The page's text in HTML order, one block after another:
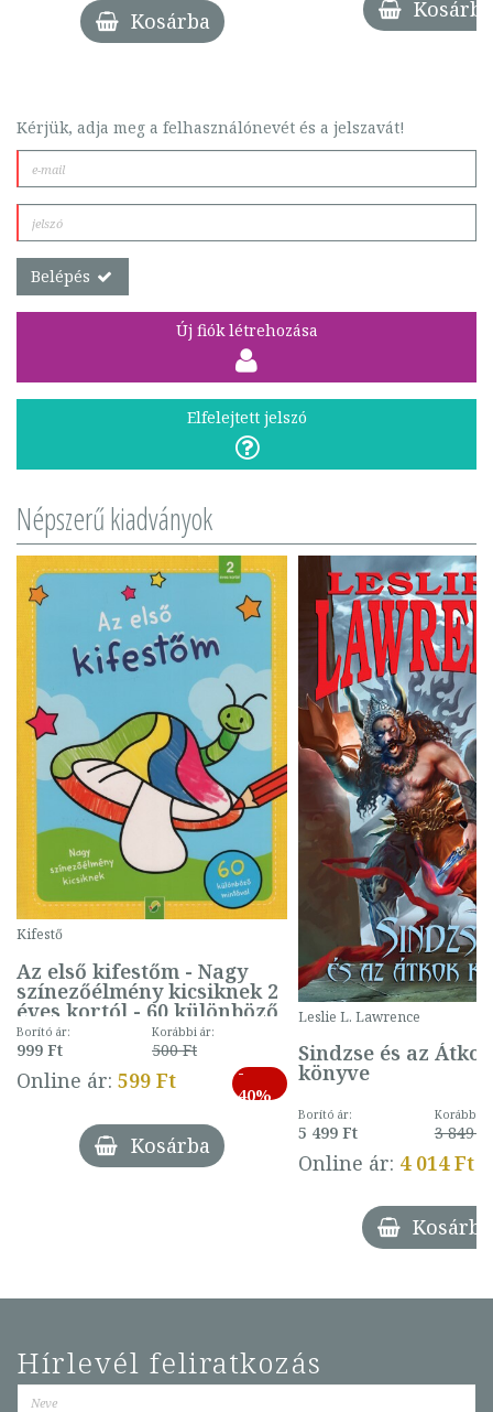
Kosárba Kosárba
Kérjük, adja meg a felhasználónevét és a jelszavát!
Belépés
Új fiók létrehozása
Elfelejtett jelszó
Népszerű kiadványok
Kifestő
Az első kifestőm - Nagy
színezőélmény kicsiknek 2
éves kortól - 60 különböző
mintával (gombás)
Borító ár:
999 Ft
Korábbi ár:
500 Ft
Online ár: 599 Ft
-
40%
Kosárba
Leslie L. Lawrence
Sindzse és az Átkok
könyve
Borító ár:
5 499 Ft
Korábbi
3 849 Ft
Online ár: 4 014 Ft
Kosárba
Hírlevél feliratkozás